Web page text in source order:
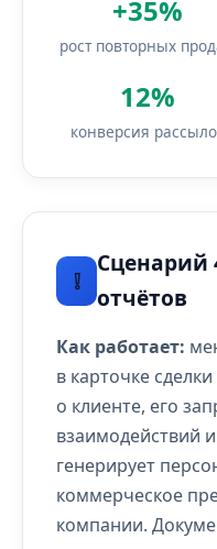
+35%
рост повторных
12%
конверсия
❕
Сценарий
отчётов
Как работает:
в карточке
о клиенте, его
взаимодействий
генерирует
коммерческое
компании.